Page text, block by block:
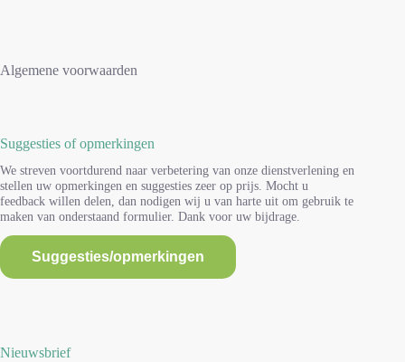
Algemene voorwaarden
Suggesties of opmerkingen
We streven voortdurend naar verbetering van onze dienstverlening en
stellen uw opmerkingen en suggesties zeer op prijs. Mocht u
feedback willen delen, dan nodigen wij u van harte uit om gebruik te
maken van onderstaand formulier. Dank voor uw bijdrage.
Suggesties/opmerkingen
Nieuwsbrief